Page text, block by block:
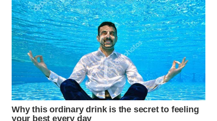
WN
BINTAN
WN
MANDALIKA
WN
LIKUPANG